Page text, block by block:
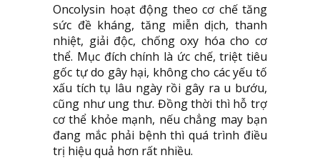
Oncolysin hoạt động theo cơ chế tăng
sức đề kháng, tăng miễn dịch, thanh
nhiệt, giải độc, chống oxy hóa cho cơ
thể. Mục đích chính là ức chế, triệt tiêu
gốc tự do gây hại, không cho các yếu tố
xấu tích tụ lâu ngày rồi gây ra u bướu,
cũng như ung thư. Đồng thời thì hỗ trợ
cơ thể khỏe mạnh, nếu chẳng may bạn
đang mắc phải bệnh thì quá trình điều
trị hiệu quả hơn rất nhiều.